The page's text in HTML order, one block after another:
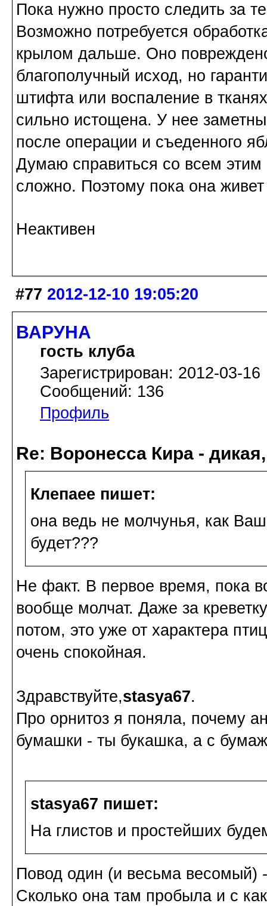
Пока нужно просто следить за
Возможно потребуется
крылом дальше. Оно
благополучный исход, но
штифта или воспаление в
сильно истощена. У нее
после операции и съеденного
Думаю справиться со всем
сложно. Поэтому пока она
Неактивен
#77 2012-12-10 19:05:20
ВАРУНА
гость клуба
Зарегистрирован: 2012-03-16
Сообщений: 136
Профиль
Re: Воронесса Кира -
Клепаee пишет:
она ведь не молчунья, как
будет???
Не факт. В первое время, пока
вообще молчат. Даже за
потом, это уже от характера
очень спокойная.
Здравствуйте,stasya67.
Про орнитоз я поняла, почему
бумашки - ты букашка, а с
stasya67 пишет:
На глистов и простейших
Повод один (и весьма весомый)
Сколько она там пробыла и с